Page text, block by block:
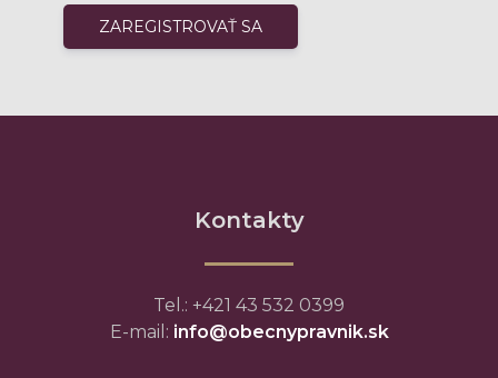
Kontakty
Tel.: +421 43 532 0399
E-mail: info@obecnypravnik.sk